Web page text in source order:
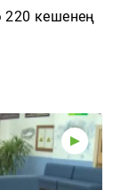
220 кешенең